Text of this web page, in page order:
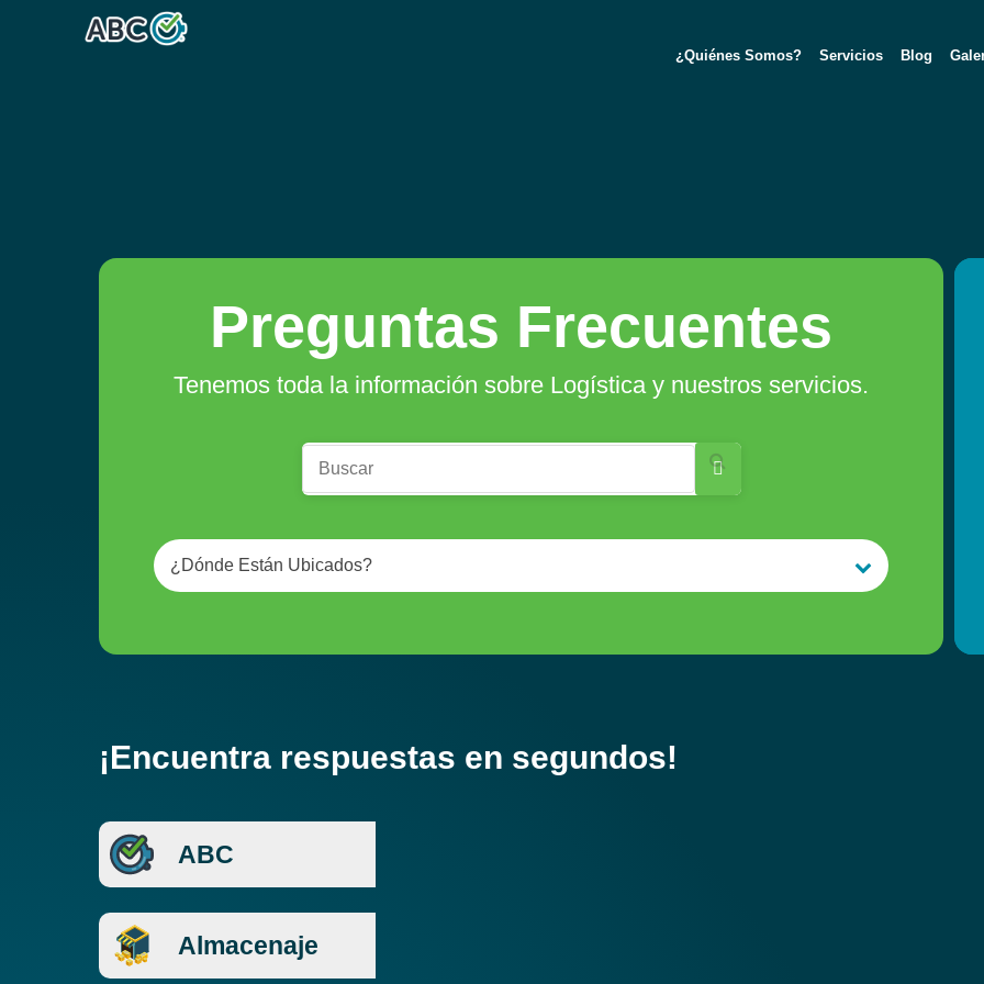
¿Quiénes Somos? Servicios Blog
Preguntas Frecuentes
Tenemos toda la información sobre Logística y nuestros servicios.
¿Dónde Están Ubicados?
¡Encuentra respuestas en segundos!
ABC
Almacenaje